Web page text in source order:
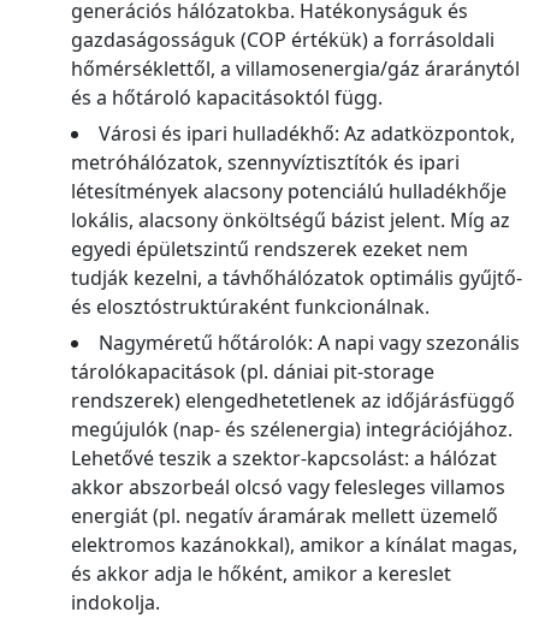
generációs hálózatokba. Hatékonyságuk és
gazdaságosságuk (COP értékük) a forrásoldali
hőmérséklettől, a villamosenergia/gáz áraránytól
és a hőtároló kapacitásoktól függ.
Városi és ipari hulladékhő: Az adatközpontok,
metróhálózatok, szennyvíztisztítók és ipari
létesítmények alacsony potenciálú hulladékhője
lokális, alacsony önköltségű bázist jelent. Míg az
egyedi épületszintű rendszerek ezeket nem
tudják kezelni, a távhőhálózatok optimális gyűjtő-
és elosztóstruktúraként funkcionálnak.
Nagyméretű hőtárolók: A napi vagy szezonális
tárolókapacitások (pl. dániai pit-storage
rendszerek) elengedhetetlenek az időjárásfüggő
megújulók (nap- és szélenergia) integrációjához.
Lehetővé teszik a szektor-kapcsolást: a hálózat
akkor abszorbeál olcsó vagy felesleges villamos
energiát (pl. negatív áramárak mellett üzemelő
elektromos kazánokkal), amikor a kínálat magas,
és akkor adja le hőként, amikor a kereslet
indokolja.